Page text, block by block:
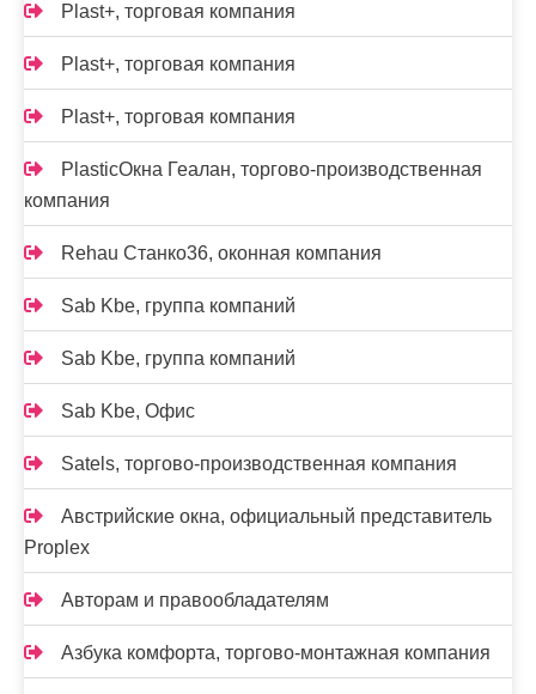
Plast+, торговая компания
Plast+, торговая компания
Plast+, торговая компания
PlasticОкна Геалан, торгово-производственная
компания
Rehau Станко36, оконная компания
Sab Kbe, группа компаний
Sab Kbe, группа компаний
Sab Kbe, Офис
Satels, торгово-производственная компания
Австрийские окна, официальный представитель
Proplex
Авторам и правообладателям
Азбука комфорта, торгово-монтажная компания